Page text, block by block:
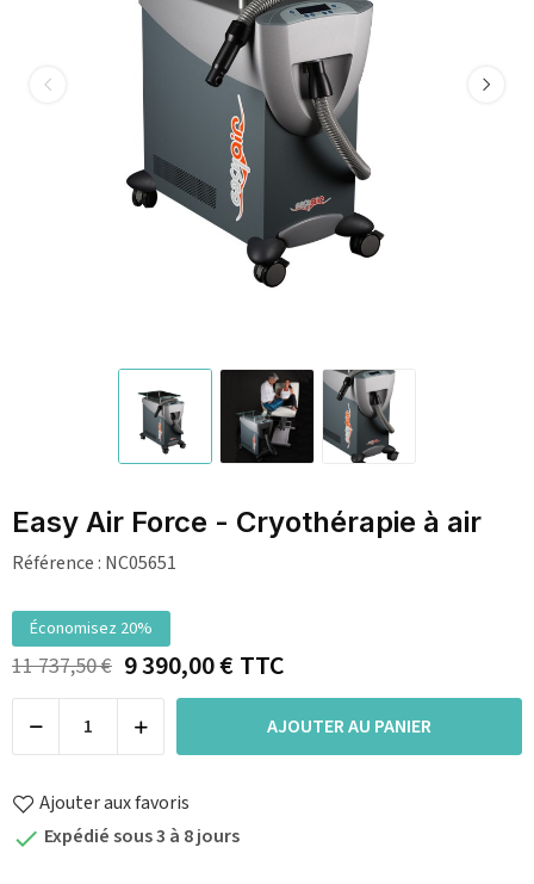
Easy Air Force - Cryothérapie à air
Référence : NC05651
Économisez 20%
11 737,50 € 9 390,00 €TTC
AJOUTER AU PANIER
Ajouter aux favoris
 Expédié sous 3 à 8 jours